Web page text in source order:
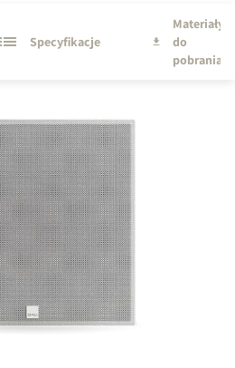
Specyfikacje
Materiały
do
pobrania